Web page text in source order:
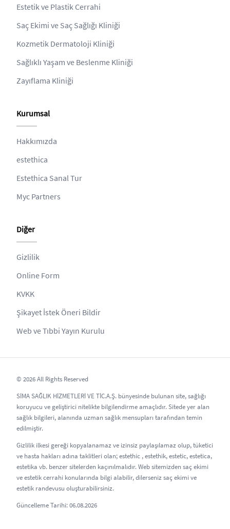
Estetik ve Plastik Cerrahi
Saç Ekimi ve Saç Sağlığı Kliniği
Kozmetik Dermatoloji Kliniği
Sağlıklı Yaşam ve Beslenme Kliniği
Zayıflama Kliniği
Kurumsal
Hakkımızda
estethica
Estethica Sanal Tur
Myc Partners
Diğer
Gizlilik
Online Form
KVKK
Şikayet İstek Öneri Bildir
Web ve Tıbbi Yayın Kurulu
© 2026 All Rights Reserved
SİMA SAĞLIK HİZMETLERİ VE TİC.A.Ş. bünyesinde bulunan site, sağlığı
koruyucu ve geliştirici nitelikte bilgilendirme amaçlıdır. Sitede yer alan
sağlık bilgileri, alanında uzman sağlık mensupları tarafından temin
edilmiştir.
Gizlilik ilkesi gereği kopyalanamaz ve izinsiz paylaşılamaz olup, tüketici
ve hasta hakları adına taklitleri olan; estethic , estethik, estetic, estetica,
estetika vb. benzer sitelerden kaçınılmalıdır. Web sitemizden saç ekimi
ve estetik cerrahi konularında bilgi alabilir, dilerseniz saç ekimi ve
estetik randevusu oluşturabilirsiniz.
Güncelleme Tarihi: 06.08.2026